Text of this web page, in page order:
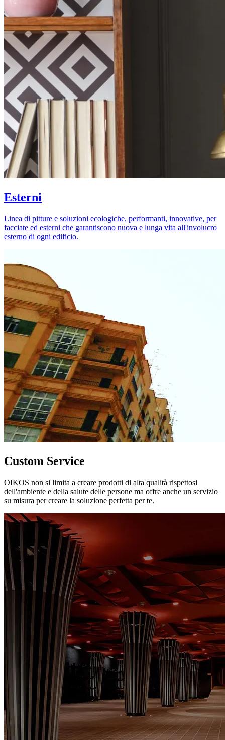
Esterni
Linea di pitture e soluzioni ecologiche, performanti, innovative, per
facciate ed esterni che garantiscono nuova e lunga vita all'involucro
esterno di ogni edificio.
Custom Service
OIKOS non si limita a creare prodotti di alta qualità rispettosi
dell'ambiente e della salute delle persone ma offre anche un servizio
su misura per creare la soluzione perfetta per te.